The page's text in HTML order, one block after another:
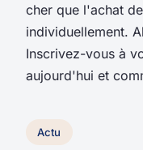
cher que l'achat
individuellement.
Inscrivez-vous à
aujourd'hui et
Actu